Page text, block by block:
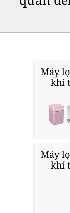
Máy
khí
Máy
khí